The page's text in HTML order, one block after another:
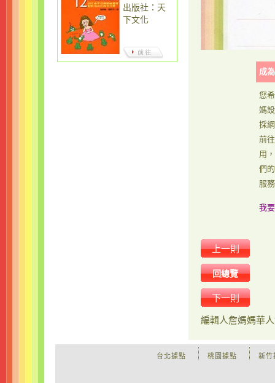
出版社：天
下文化
成
您
媽
採
前
用
們
服
我
上一則
回總覽
下一則
編輯人詹媽媽華
新竹
桃園據點
台北據點